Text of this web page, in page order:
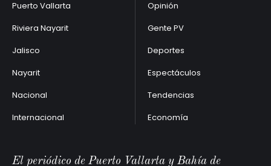
Puerto Vallarta
Riviera Nayarit
Jalisco
Nayarit
Nacional
Internacional
Opinión
Gente PV
Deportes
Espectáculos
Tendencias
Economía
El periódico de Puerto Vallarta y Bahía de